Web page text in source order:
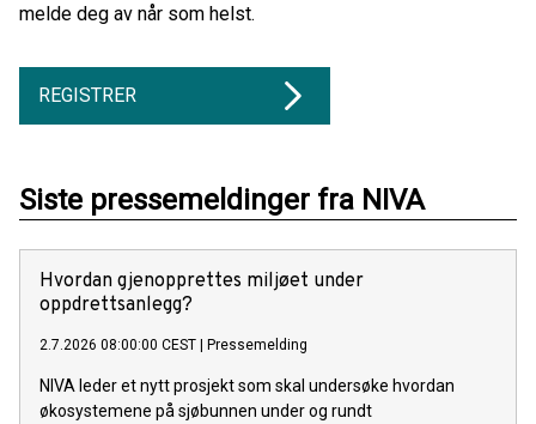
melde deg av når som helst.
REGISTRER
Siste pressemeldinger fra NIVA
Hvordan gjenopprettes miljøet under
oppdrettsanlegg?
2.7.2026 08:00:00 CEST | Pressemelding
NIVA leder et nytt prosjekt som skal undersøke hvordan
økosystemene på sjøbunnen under og rundt